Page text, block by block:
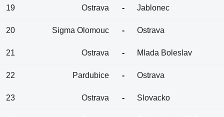
19 Ostrava - Jablonec
20 Sigma Olomouc - Ostrava
21 Ostrava - Mlada Boleslav
22 Pardubice - Ostrava
23 Ostrava - Slovacko